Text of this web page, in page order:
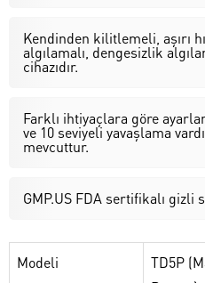
Kendinden kilitlemeli, aşırı
algılamalı, dengesizlik
cihazıdır.
Farklı ihtiyaçlara göre
ve 10 seviyeli yavaşlama
mevcuttur.
GMP.US FDA sertifikalı
Modeli
TD5P